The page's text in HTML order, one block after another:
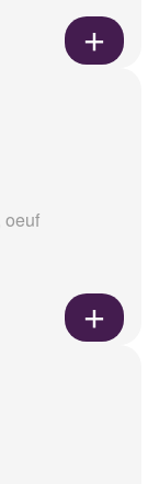
oeuf